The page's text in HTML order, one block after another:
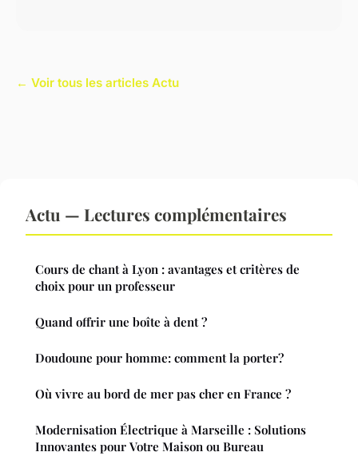
← Voir tous les articles Actu
Actu — Lectures complémentaires
Cours de chant à Lyon : avantages et critères de
choix pour un professeur
Quand offrir une boîte à dent ?
Doudoune pour homme: comment la porter?
Où vivre au bord de mer pas cher en France ?
Modernisation Électrique à Marseille : Solutions
Innovantes pour Votre Maison ou Bureau